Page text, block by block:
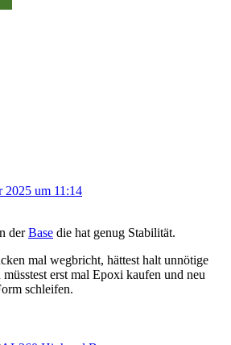
2025 um 11:14
derBase die hat genug Stabilität.
mal wegbricht, hättest halt unnötige
erst mal Epoxi kaufen und neu
schleifen.